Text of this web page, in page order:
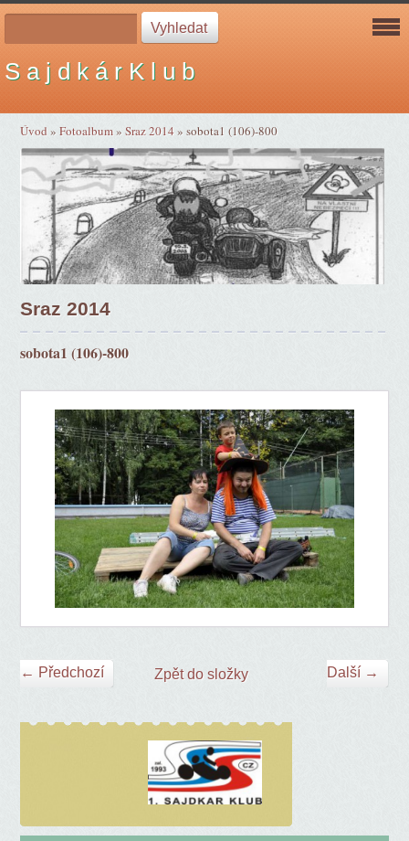
S a j d k á r K l u b
Úvod »Fotoalbum»Sraz 2014»sobota1 (106)-800
Sraz 2014
sobota1 (106)-800
← Předchozí Další →
Zpět do složky